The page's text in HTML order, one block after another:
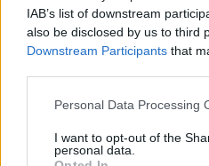
IAB’s list of downstream
also be disclosed by us to third
Downstream Participants that
Please note that this website/
not limited to your visit or
grant or deny consent to
Personal Data Processing
I want to opt-out of the
personal data.
Tátrában edzőtáborozik a
válogatott. Az olimpiai
jegyében jön össze a bő
összetételéről még
A Nürnberg nyert,